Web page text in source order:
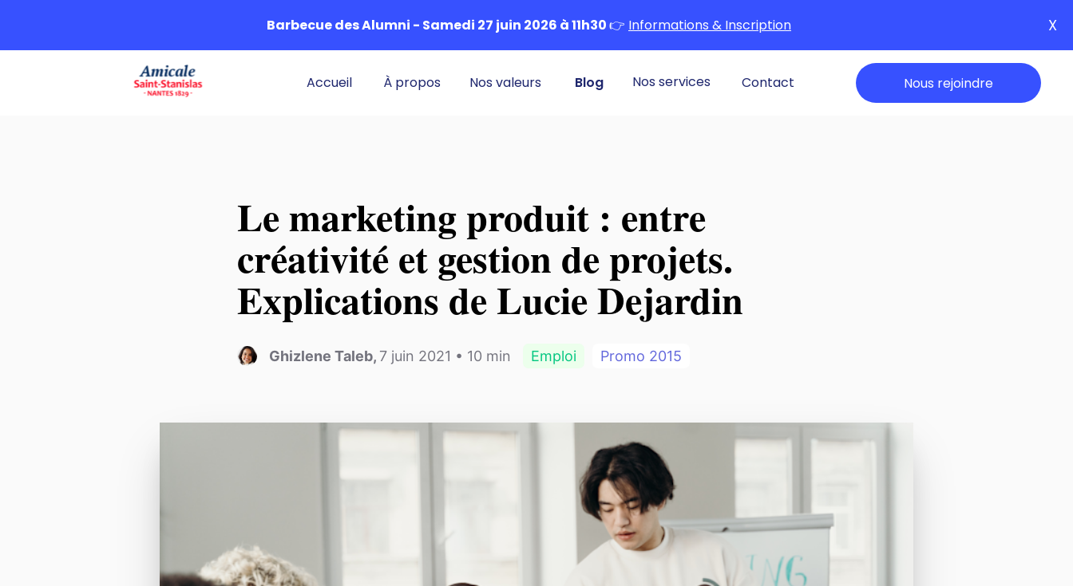
Barbecue des Alumni - Samedi 27 juin 2026 à 11h30👉 Informations & Inscription X
Accueil À propos Nos valeurs Blog Nos services Contact Nous rejoindre
Le marketing produit : entre
créativité et gestion de projets.
Explications de Lucie Dejardin
Ghizlene Taleb, 7 juin 2021 • 10 min Emploi Promo 2015